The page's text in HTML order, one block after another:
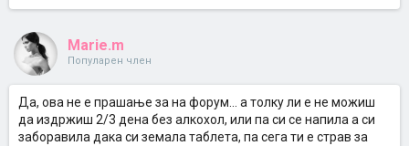
Marie.m
Популарен член
Да, ова не е прашање за на форум... а толку ли е не можиш
да издржиш 2/3 дена без алкохол, или па си се напила а си
заборавила дака си земала таблета, па сега ти е страв за